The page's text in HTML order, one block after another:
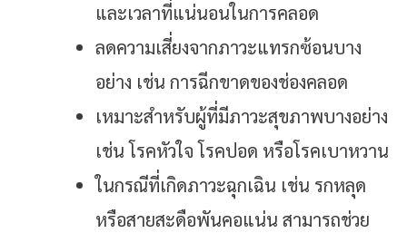
และเวลาที่แน่นอนในการคลอด
ลดความเสี่ยงจากภาวะแทรกซ้อนบาง
อย่าง เช่น การฉีกขาดของช่องคลอด
เหมาะสำหรับผู้ที่มีภาวะสุขภาพบางอย่าง
เช่น โรคหัวใจ โรคปอด หรือโรคเบาหวาน
ในกรณีที่เกิดภาวะฉุกเฉิน เช่น รกหลุด
หรือสายสะดือพันคอแน่น สามารถช่วย